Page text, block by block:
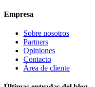
Empresa
Sobre nosotros
Partners
Opiniones
Contacto
Área de cliente